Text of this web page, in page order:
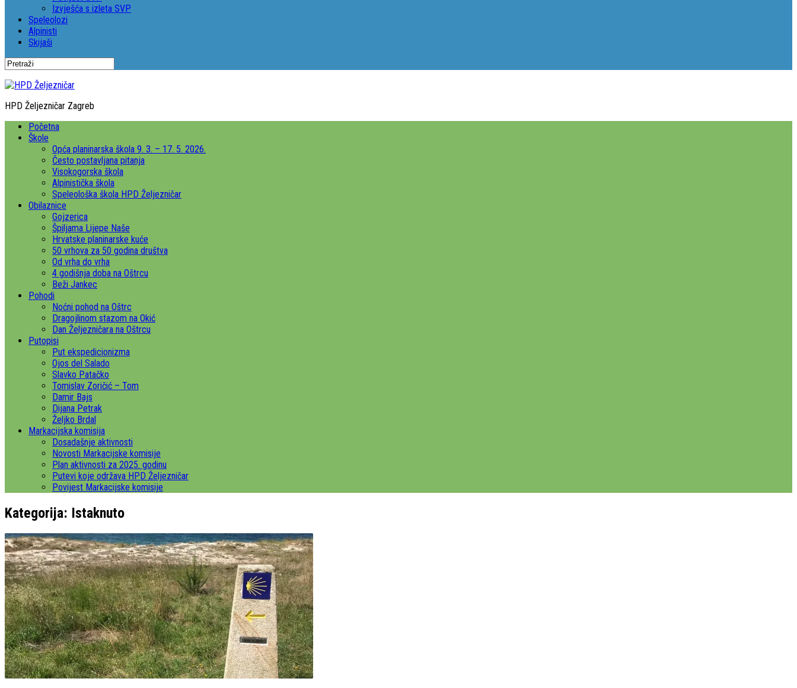
Izvješća s izleta SVP
Speleolozi
Alpinisti
Skijaši
HPD Željezničar Zagreb
Početna
Škole
Opća planinarska škola 9. 3. – 17. 5. 2026.
Često postavljana pitanja
Visokogorska škola
Alpinistička škola
Speleološka škola HPD Željezničar
Obilaznice
Gojzerica
Špiljama Lijepe Naše
Hrvatske planinarske kuće
50 vrhova za 50 godina društva
Od vrha do vrha
4 godišnja doba na Oštrcu
Beži Jankec
Pohodi
Noćni pohod na Oštrc
Dragojlinom stazom na Okić
Dan Željezničara na Oštrcu
Putopisi
Put ekspedicionizma
Ojos del Salado
Slavko Patačko
Tomislav Zoričić – Tom
Damir Bajs
Dijana Petrak
Željko Brdal
Markacijska komisija
Dosadašnje aktivnosti
Novosti Markacijske komisije
Plan aktivnosti za 2025. godinu
Putevi koje održava HPD Željezničar
Povijest Markacijske komisije
Kategorija: Istaknuto